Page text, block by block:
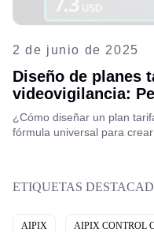
2 de junio de 2025
Diseño de planes
videovigilancia:
¿Cómo diseñar un plan
fórmula universal para
ETIQUETAS
AIPIX AIPIX CONTROL